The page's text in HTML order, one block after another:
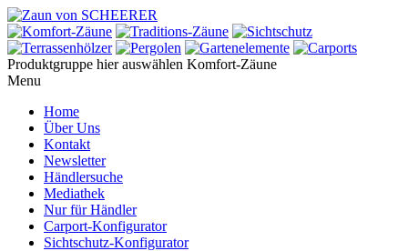
Produktgruppe hier auswählen Komfort-Zäune
Menu
Home
Über Uns
Kontakt
Newsletter
Händlersuche
Mediathek
Nur für Händler
Carport-Konfigurator
Sichtschutz-Konfigurator